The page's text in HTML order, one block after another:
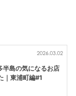
2026.03.02
半島の気になるお店
｜東浦町編#1